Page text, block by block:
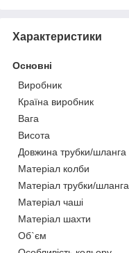
Характеристики
Основні
Виробник
Країна виробник
Вага
Висота
Довжина трубки/шланга
Матеріал колби
Матеріал трубки/шланга
Матеріал чаші
Матеріал шахти
Об`єм